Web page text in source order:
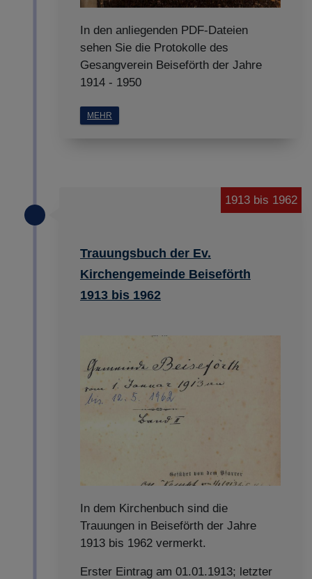
In den anliegenden PDF-Dateien
sehen Sie die Protokolle des
Gesangverein Beiseförth der Jahre
1914 - 1950
MEHR
Trauungsbuch der Ev.
Kirchengemeinde Beiseförth
1913 bis 1962
1913 bis 1962
In dem Kirchenbuch sind die
Trauungen in Beiseförth der Jahre
1913 bis 1962 vermerkt.
Erster Eintrag am 01.01.1913; letzter